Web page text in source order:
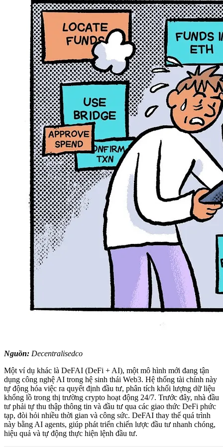
Nguồn: Decentralisedco
Một ví dụ khác là DeFAI (DeFi + AI), một mô hình mới đang tận
dụng công nghệ AI trong hệ sinh thái Web3. Hệ thống tài chính này
tự động hóa việc ra quyết định đầu tư, phân tích khối lượng dữ liệu
khổng lồ trong thị trường crypto hoạt động 24/7. Trước đây, nhà đầu
tư phải tự thu thập thông tin và đầu tư qua các giao thức DeFi phức
tạp, đòi hỏi nhiều thời gian và công sức. DeFAI thay thế quá trình
này bằng AI agents, giúp phát triển chiến lược đầu tư nhanh chóng,
hiệu quả và tự động thực hiện lệnh đầu tư.